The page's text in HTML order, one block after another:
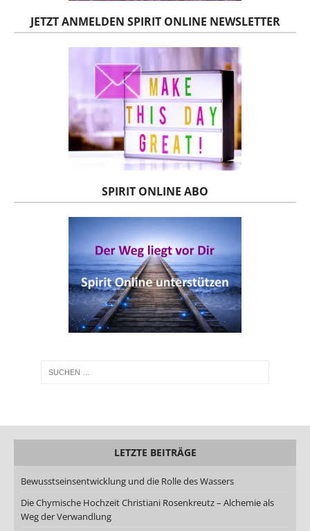
JETZT ANMELDEN SPIRIT ONLINE NEWSLETTER
SPIRIT ONLINE ABO
LETZTE BEITRÄGE
Bewusstseinsentwicklung und die Rolle des Wassers
Die Chymische Hochzeit Christiani Rosenkreutz – Alchemie als
Weg der Verwandlung